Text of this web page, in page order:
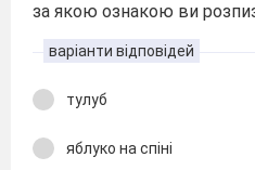
за якою ознакою ви
варіанти відповідей
тулуб
яблуко на спіні